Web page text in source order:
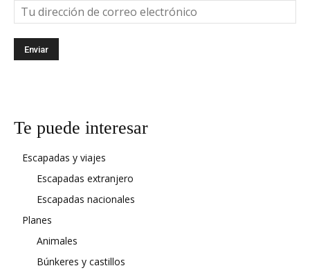
Te puede interesar
Escapadas y viajes
Escapadas extranjero
Escapadas nacionales
Planes
Animales
Búnkeres y castillos